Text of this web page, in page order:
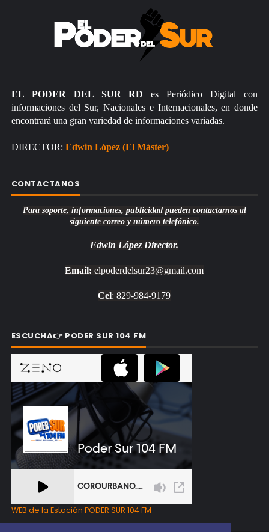
EL PODER DEL SUR RD es Periódico Digital con
informaciones del Sur, Nacionales e Internacionales, en donde
encontrará una gran variedad de informaciones variadas.
DIRECTOR: Edwin López (El Máster)
CONTACTANOS
Para soporte, informaciones, publicidad pueden contactarnos al
siguiente correo y número telefónico.
Edwin López Director.
Email: elpoderdelsur23@gmail.com
Cel: 829-984-9179
ESCUCHA👉 PODER SUR 104 FM
WEB de la Estación PODER SUR 104 FM